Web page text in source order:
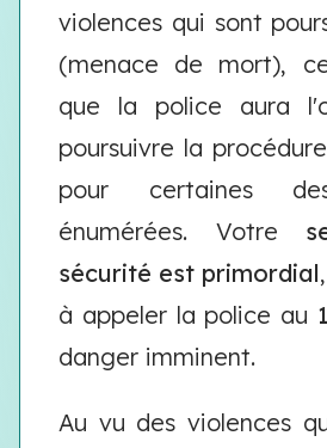
violences qui sont
(menace de mort),
que la police aura
poursuivre la
pour certaines
énumérées. Votre
sécurité est primordial
à appeler la police au
danger imminent.
Au vu des violences